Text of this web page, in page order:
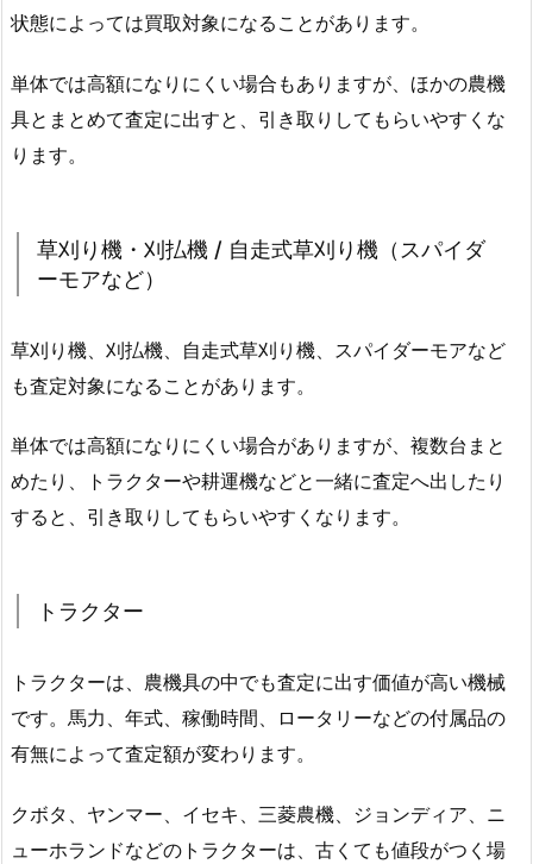
状態によっては買取対象になることがあります。
単体では高額になりにくい場合もありますが、ほかの農機
具とまとめて査定に出すと、引き取りしてもらいやすくな
ります。
草刈り機・刈払機 / 自走式草刈り機（スパイダ
ーモアなど）
草刈り機、刈払機、自走式草刈り機、スパイダーモアなど
も査定対象になることがあります。
単体では高額になりにくい場合がありますが、複数台まと
めたり、トラクターや耕運機などと一緒に査定へ出したり
すると、引き取りしてもらいやすくなります。
トラクター
トラクターは、農機具の中でも査定に出す価値が高い機械
です。馬力、年式、稼働時間、ロータリーなどの付属品の
有無によって査定額が変わります。
クボタ、ヤンマー、イセキ、三菱農機、ジョンディア、ニ
ューホランドなどのトラクターは、古くても値段がつく場